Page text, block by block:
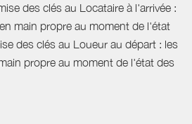
des clés au Locataire à l'arrivée :
main propre au moment de l'état
des clés au Loueur au départ : les
propre au moment de l'état des